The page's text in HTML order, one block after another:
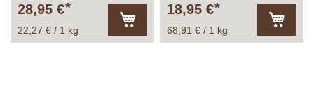
super zum verschenken!
28,95 €
22,27 € / 1 kg
den
18,95 €
68,91 € / 1 kg
den